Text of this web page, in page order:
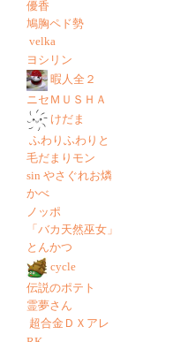
優香
鳩胸ペド勢
velka
ヨシリン
暇人全２
ニセＭＵＳＨＡ
けだま
ふわりふわりと
毛だまりモン
sin やさぐれお燐
かべ
ノッポ
「バカ天然巫女」
とんかつ
cycle
伝説のポテト
霊夢さん
超合金ＤＸアレ